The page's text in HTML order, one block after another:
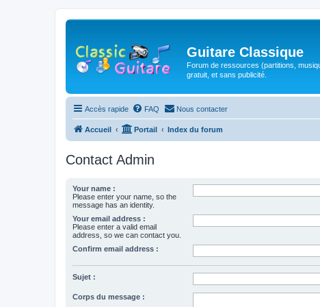
Guitare Classique
Forum de ressources (partitions,
gratuit, et sans publicité.
Accès rapide FAQ Nous contacter
Accueil Portail Index du forum
Contact Admin
Your name :
Please enter your name, so the
message has an identity.
Your email address :
Please enter a valid email
address, so we can contact you.
Confirm email address :
Sujet :
Corps du message :